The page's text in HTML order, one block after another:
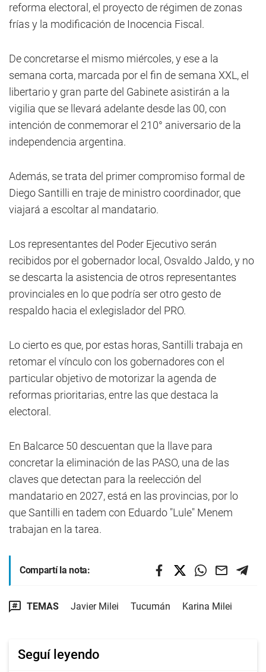
reforma electoral, el proyecto de régimen de zonas
frías y la modificación de Inocencia Fiscal.
De concretarse el mismo miércoles, y ese a la
semana corta, marcada por el fin de semana XXL, el
libertario y gran parte del Gabinete asistirán a la
vigilia que se llevará adelante desde las 00, con
intención de conmemorar el 210° aniversario de la
independencia argentina.
Además, se trata del primer compromiso formal de
Diego Santilli en traje de ministro coordinador, que
viajará a escoltar al mandatario.
Los representantes del Poder Ejecutivo serán
recibidos por el gobernador local, Osvaldo Jaldo, y no
se descarta la asistencia de otros representantes
provinciales en lo que podría ser otro gesto de
respaldo hacia el exlegislador del PRO.
Lo cierto es que, por estas horas, Santilli trabaja en
retomar el vínculo con los gobernadores con el
particular objetivo de motorizar la agenda de
reformas prioritarias, entre las que destaca la
electoral.
En Balcarce 50 descuentan que la llave para
concretar la eliminación de las PASO, una de las
claves que detectan para la reelección del
mandatario en 2027, está en las provincias, por lo
que Santilli en tadem con Eduardo "Lule" Menem
trabajan en la tarea.
Compartí la nota:
TEMAS Javier Milei Tucumán Karina Milei
Seguí leyendo